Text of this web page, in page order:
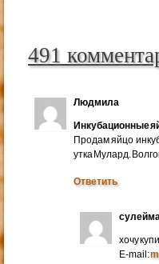
491
Людмила
Инкубационные
Продам яйцо
утка Мулард.
Ответить
хочу
E-mail: